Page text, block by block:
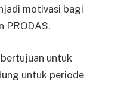
motivasi bagi
PRODAS.
untuk
untuk periode